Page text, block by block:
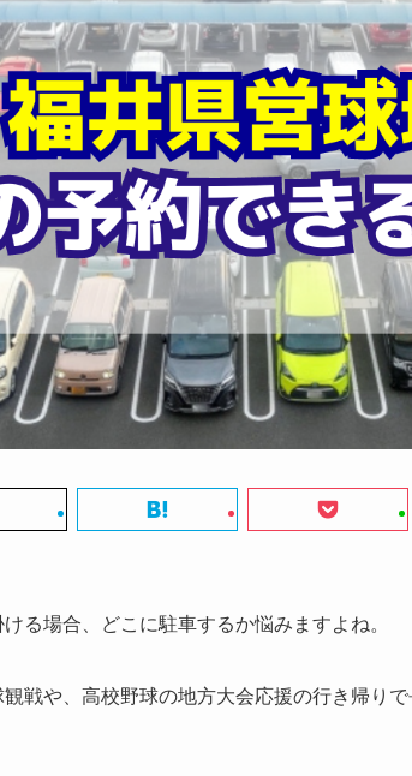
る場合、どこに駐車するか悩みますよね。
戦や、高校野球の地方大会応援の行き帰り